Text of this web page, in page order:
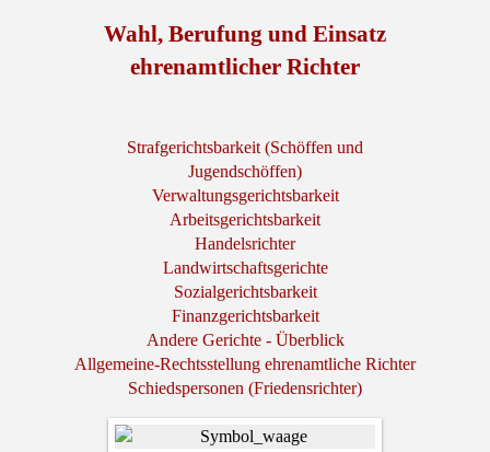
Wahl, Berufung und Einsatz
ehrenamtlicher Richter
Strafgerichtsbarkeit (Schöffen und
Jugendschöffen)
Verwaltungsgerichtsbarkeit
Arbeitsgerichtsbarkeit
Handelsrichter
Landwirtschaftsgerichte
Sozialgerichtsbarkeit
Finanzgerichtsbarkeit
Andere Gerichte - Überblick
Allgemeine-Rechtsstellung ehrenamtliche Richter
Schiedspersonen (Friedensrichter)